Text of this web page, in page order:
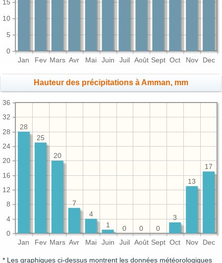
Jan Fev Mars Avr Mai Juin Juil Août Sept Oct Nov Dec
0
5
10
15
Hauteur des précipitations à Amman, mm
Jan Fev Mars Avr Mai Juin Juil Août Sept Oct Nov Dec
0
4
8
12
16
20
24
28
32
36
17
13
3
0
0
0
1
4
7
20
25
28
* Les graphiques ci-dessus montrent les données météorologiques